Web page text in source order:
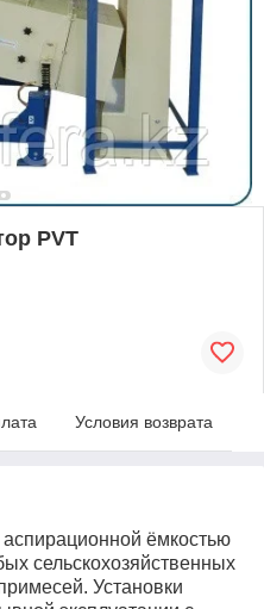
PVT
Условия возврата
ёмкостью
сельскохозяйственных
Установки